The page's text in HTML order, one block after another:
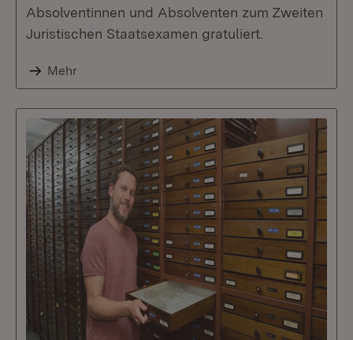
Absolventinnen und Absolventen zum Zweiten
Juristischen Staatsexamen gratuliert.
Mehr